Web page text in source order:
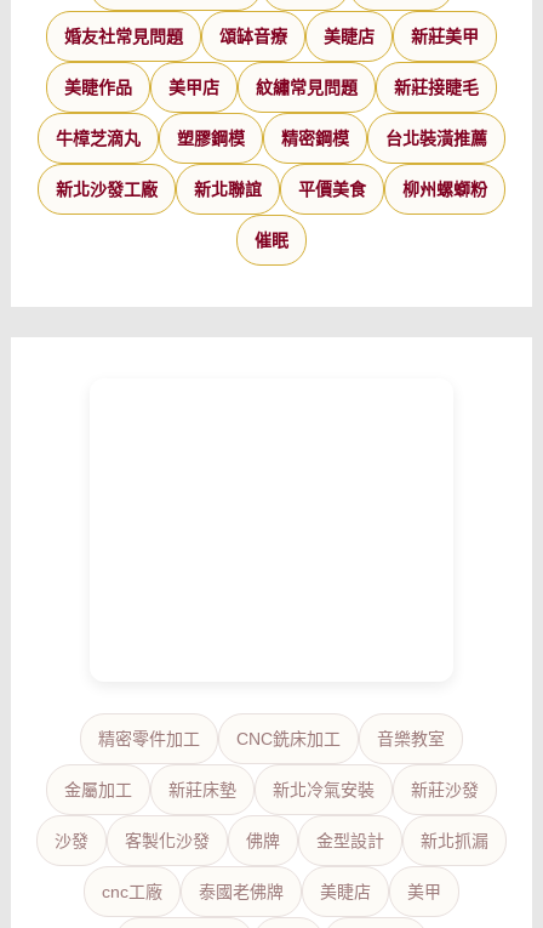
婚友社常見問題 頌缽音療 美睫店 新莊美甲
美睫作品 美甲店 紋繡常見問題 新莊接睫毛
牛樟芝滴丸 塑膠鋼模 精密鋼模 台北裝潢推薦
新北沙發工廠 新北聯誼 平價美食 柳州螺螄粉
催眠
精密零件加工 CNC銑床加工 音樂教室
金屬加工 新莊床墊 新北冷氣安裝 新莊沙發
沙發 客製化沙發 佛牌 金型設計 新北抓漏
cnc工廠 泰國老佛牌 美睫店 美甲